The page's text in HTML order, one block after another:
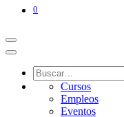
0
Cursos
Empleos
Eventos